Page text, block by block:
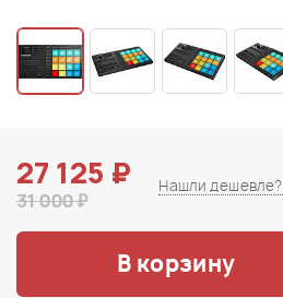
27 125 ₽
31 000 ₽
Нашли дешевле?
В корзину